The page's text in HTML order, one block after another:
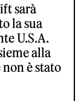
sarà
la sua
U.S.A.
alla
è stato